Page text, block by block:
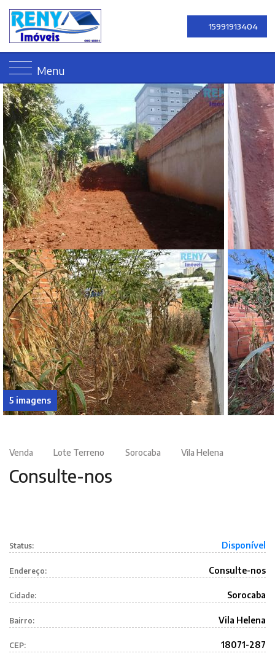
15991913404
Menu
5 imagens
Venda Lote Terreno Sorocaba Vila Helena
Consulte-nos
Status: Disponível
Endereço: Consulte-nos
Cidade: Sorocaba
Bairro: Vila Helena
CEP: 18071-287